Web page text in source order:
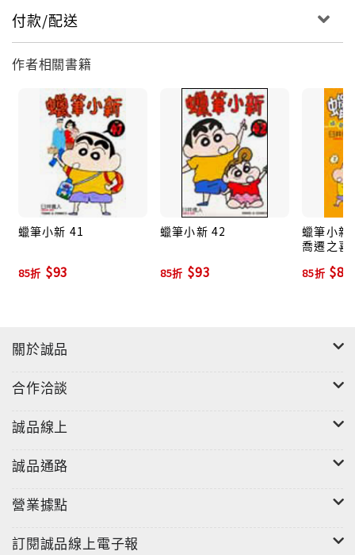
付款/配送
作者相關書籍
蠟筆小新 41
85折 $93
蠟筆小新 42
85折 $93
蠟筆小新
喬遷之喜
85折 $80
關於誠品
合作洽談
誠品線上
誠品通路
營業據點
訂閱誠品線上電子報